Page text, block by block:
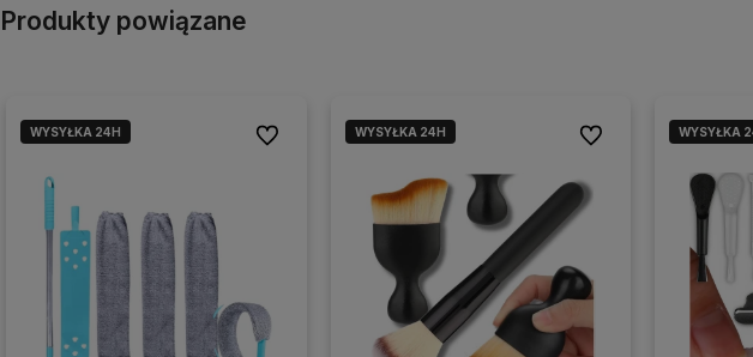
Produkty powiązane
WYSYŁKA 24H Do ulubionychWYSYŁKA 24H Do ulubionychWYSYŁKA